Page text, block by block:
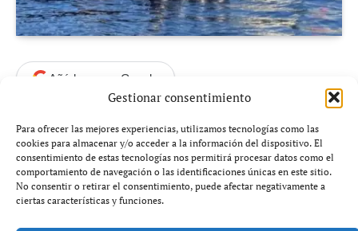
Gestionar consentimiento
Para ofrecer las mejores experiencias, utilizamos tecnologías como las
cookies para almacenar y/o acceder a la información del dispositivo. El
consentimiento de estas tecnologías nos permitirá procesar datos como el
comportamiento de navegación o las identificaciones únicas en este sitio.
No consentir o retirar el consentimiento, puede afectar negativamente a
ciertas características y funciones.
Añádenos en Google
La tragedia en aguas deHuelvareabre la herida de
Barbate: asociaciones de la Guardia Civil denuncian que
Interior ignoró alertas previassobre el riesgo de
enfrentar pequeñas zódiacs anarcolanchasmucho más